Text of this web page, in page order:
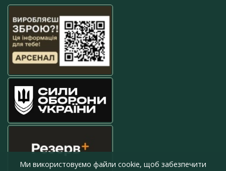
Ми використовуємо файли cookie, щоб забезпечити